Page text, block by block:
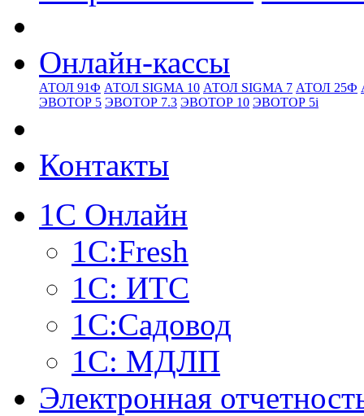
Онлайн-кассы
АТОЛ 91Ф АТОЛ SIGMA 10 АТОЛ SIGMA 7 АТОЛ 25Ф
ЭВОТОР 5 ЭВОТОР 7.3 ЭВОТОР 10 ЭВОТОР 5i
Контакты
1С Онлайн
1С:Fresh
1С: ИТС
1С:Садовод
1С: МДЛП
Электронная